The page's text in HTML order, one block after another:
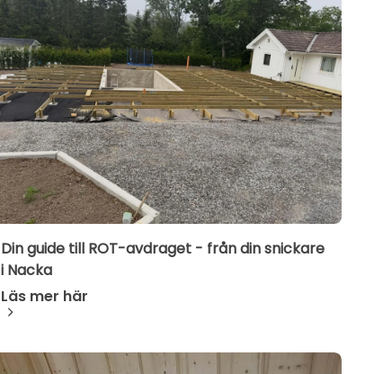
Din guide till ROT-avdraget - från din snickare
i Nacka
Läs mer här